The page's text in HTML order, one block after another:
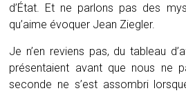
d’État. Et ne parlons pas des
qu’aime évoquer Jean Ziegler.
Je n’en reviens pas, du tableau
présentaient avant que nous ne
seconde ne s’est assombri